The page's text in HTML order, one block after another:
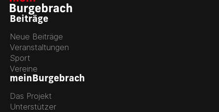
Beiträge
Neue Beiträge
Veranstaltungen
Sport
Vereine
meinBurgebrach
Das Projekt
Unterstützer